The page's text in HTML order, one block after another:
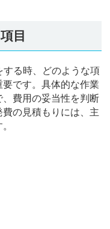
目
る時、どのような項
です。具体的な作業
費用の妥当性を判断
の見積もりには、主